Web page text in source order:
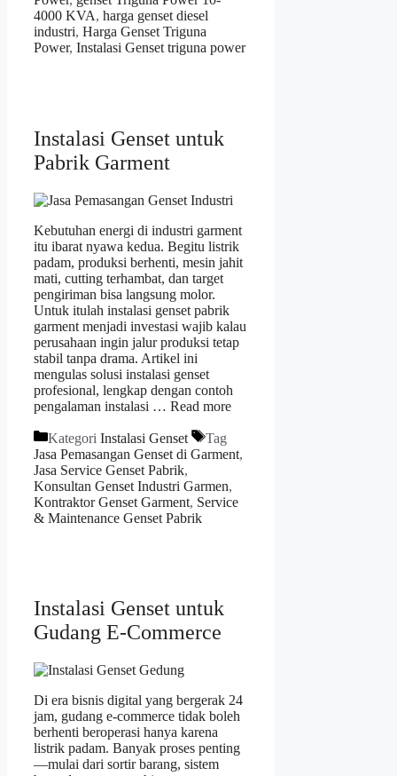
4000 KVA, harga genset diesel
industri, Harga Genset Triguna
Power, Instalasi Genset triguna power
Instalasi Genset untuk
Pabrik Garment
Kebutuhan energi di industri garment
itu ibarat nyawa kedua. Begitu listrik
padam, produksi berhenti, mesin jahit
mati, cutting terhambat, dan target
pengiriman bisa langsung molor.
Untuk itulah instalasi genset pabrik
garment menjadi investasi wajib kalau
perusahaan ingin jalur produksi tetap
stabil tanpa drama. Artikel ini
mengulas solusi instalasi genset
profesional, lengkap dengan contoh
pengalaman instalasi … Read more
Kategori Instalasi Genset
Tag
Jasa Pemasangan Genset di Garment,
Jasa Service Genset Pabrik,
Konsultan Genset Industri Garmen,
Kontraktor Genset Garment, Service
& Maintenance Genset Pabrik
Instalasi Genset untuk
Gudang E-Commerce
Di era bisnis digital yang bergerak 24
jam, gudang e-commerce tidak boleh
berhenti beroperasi hanya karena
listrik padam. Banyak proses penting
—mulai dari sortir barang, sistem